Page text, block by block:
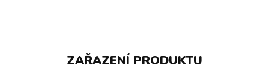
ZAŘAZENÍ PRODUKTU